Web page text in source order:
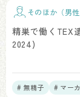
そのほか（男
精巣で働くTEX
2024)
# 無精子 # マー